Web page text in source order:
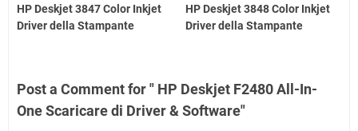
HP Deskjet 3847 Color Inkjet
Driver della Stampante
HP Deskjet 3848 Color Inkjet
Driver della Stampante
Post a Comment for " HP Deskjet F2480 All-In-
One Scaricare di Driver & Software"